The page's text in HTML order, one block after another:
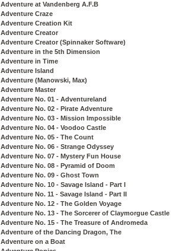
Adventure at Vandenberg A.F.B
Adventure Craze
Adventure Creation Kit
Adventure Creator
Adventure Creator (Spinnaker Software)
Adventure in the 5th Dimension
Adventure in Time
Adventure Island
Adventure (Manowski, Max)
Adventure Master
Adventure No. 01 - Adventureland
Adventure No. 02 - Pirate Adventure
Adventure No. 03 - Mission Impossible
Adventure No. 04 - Voodoo Castle
Adventure No. 05 - The Count
Adventure No. 06 - Strange Odyssey
Adventure No. 07 - Mystery Fun House
Adventure No. 08 - Pyramid of Doom
Adventure No. 09 - Ghost Town
Adventure No. 10 - Savage Island - Part I
Adventure No. 11 - Savage Island - Part II
Adventure No. 12 - The Golden Voyage
Adventure No. 13 - The Sorcerer of Claymorgue Castle
Adventure No. 15 - The Treasure of Andromeda
Adventure of the Dancing Dragon, The
Adventure on a Boat